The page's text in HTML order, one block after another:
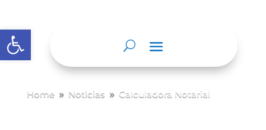
Abrir barra de herramientas
Home 9 Noticias 9 Calculadora Notarial